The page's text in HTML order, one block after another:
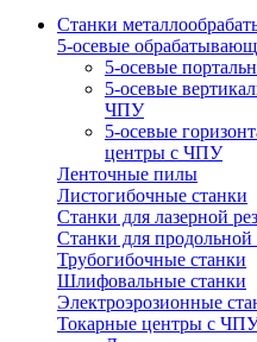
Станки
5-осевые
5-осевые
5-осевые
ЧПУ
5-осевые
центры с ЧПУ
Ленточные пилы
Листогибочные станки
Станки для лазерной
Станки для
Трубогибочные станки
Шлифовальные станки
Электроэрозионные
Токарные центры с